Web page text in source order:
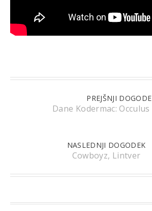
PREJŠNJI
Dane Kodermac:
NASLEDNJI DOGODEK
Cowboyz, Lintver